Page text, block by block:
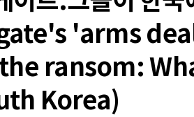
'arms
ransom:
Korea)